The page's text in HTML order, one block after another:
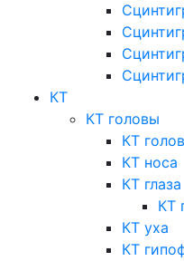
КТ
КТ головы
КТ
КТ носа
КТ глаза
КТ
КТ уха
КТ